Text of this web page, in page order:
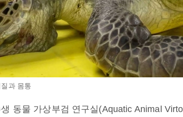
과 몸통
동물 가상부검 연구실(Aquatic Animal